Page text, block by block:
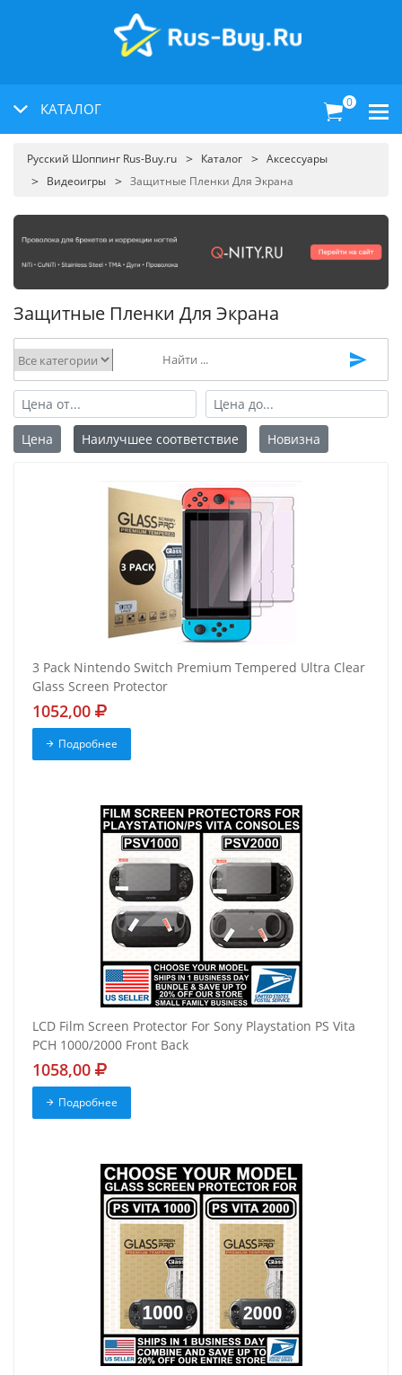
КАТАЛОГ 0
Русский Шоппинг Rus-Buy.ru Каталог
Аксессуары
Видеоигры
Защитные Пленки Для Экрана
Защитные Пленки Для Экрана
Цена Наилучшее соответствие Новизна
3 Pack Nintendo Switch Premium Tempered Ultra Clear
Glass Screen Protector
1052,00
Подробнее
LCD Film Screen Protector For Sony Playstation PS Vita
PCH 1000/2000 Front Back
1058,00
Подробнее